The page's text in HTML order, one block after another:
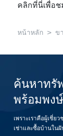
คลิกที่นี่เพื่อช
หน้าหลัก > ข
ค้นหาทรั
พร้อมพงษ์
เพราะเราคือผู้เชี่
เช่าและซื้อบ้านใน